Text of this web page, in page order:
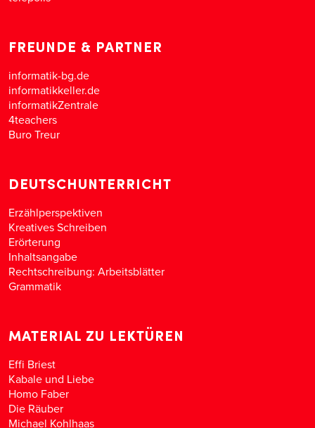
FREUNDE & PARTNER
informatik-bg.de
informatikkeller.de
informatikZentrale
4teachers
Buro Treur
DEUTSCHUNTERRICHT
Erzählperspektiven
Kreatives Schreiben
Erörterung
Inhaltsangabe
Rechtschreibung: Arbeitsblätter
Grammatik
MATERIAL ZU LEKTÜREN
Effi Briest
Kabale und Liebe
Homo Faber
Die Räuber
Michael Kohlhaas